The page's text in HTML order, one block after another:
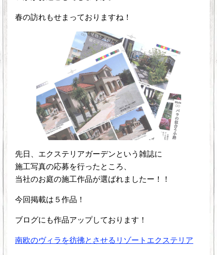
春の訪れもせまっておりますね！
先日、エクステリアガーデンという雑誌に
施工写真の応募を行ったところ、
当社のお庭の施工作品が選ばれましたー！！
今回掲載は５作品！
ブログにも作品アップしております！
南欧のヴィラを彷彿とさせるリゾートエクステリア